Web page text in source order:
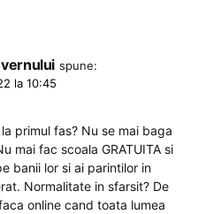
spune:
la 10:45
primul fas? Nu se mai baga
mai fac scoala GRATUITA si
banii lor si ai parintilor in
Normalitate in sfarsit? De
online cand toata lumea